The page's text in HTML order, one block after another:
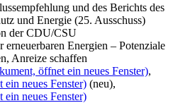
und des Berichts des
und Energie (25. Ausschuss)
der CDU/CSU
erneuerbaren Energien – Potenziale
Anreize schaffen
öffnet ein neues Fenster),
neues Fenster) (neu),
neues Fenster)